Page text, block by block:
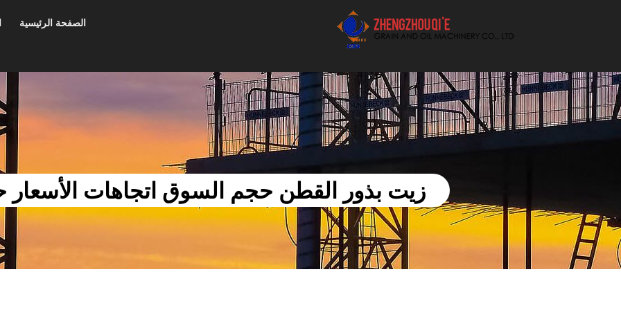
أفضل بيع آلة الزيوت النباتية الموردون
الصفحة الرئيسية
زيت بذور القطن حجم السوق اتجاهات الأسعار